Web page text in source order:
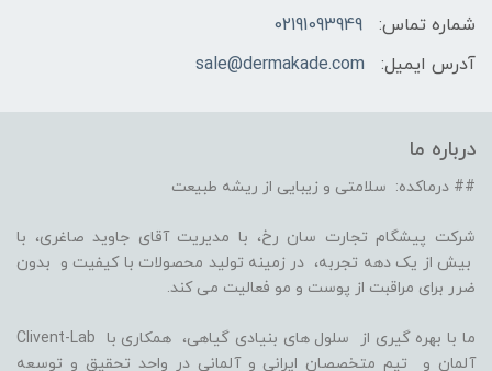
شماره تماس:
02191093949
آدرس ایمیل:
sale@dermakade.com
درباره ما
## درماکده: سلامتی و زیبایی از ریشه طبیعت
شرکت پیشگام تجارت سان رخ، با مدیریت آقای جاوید صاغری، با
بیش از یک دهه تجربه، در زمینه تولید محصولات با کیفیت و بدون
ضرر برای مراقبت از پوست و مو فعالیت می کند.
ما با بهره گیری از سلول های بنیادی گیاهی، همکاری با Clivent-Lab
آلمان و تیم متخصصان ایرانی و آلمانی در واحد تحقیق و توسعه